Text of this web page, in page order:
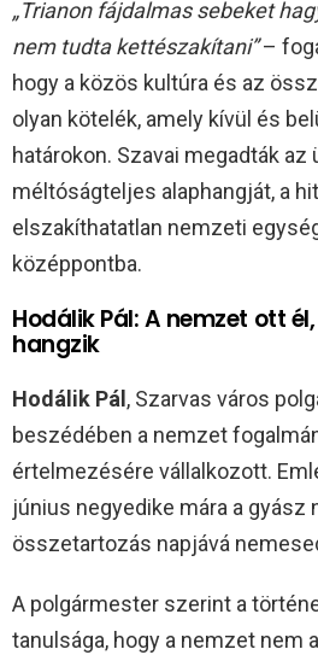
„Trianon fájdalmas sebeket
nem tudta kettészakítani”–
hogy a közös kultúra és az
olyan kötelék, amely kívül és
határokon. Szavai megadták az
méltóságteljes alaphangját, a
elszakíthatatlan nemzeti
középpontba.
Hodálik Pál: A nemzet ott
hangzik
Hodálik Pál , Szarvas város
beszédében a nemzet
értelmezésére vállalkozott.
június negyedike mára a gyász
összetartozás napjává
A polgármester szerint a
tanulsága, hogy a nemzet nem